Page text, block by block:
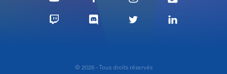
© 2026 - Tous droits réservés